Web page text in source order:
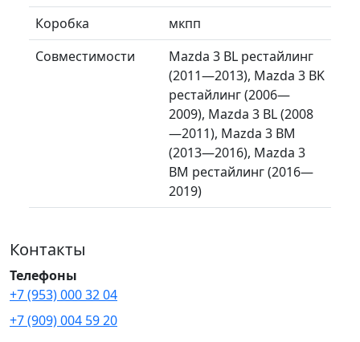
Коробка
мкпп
Совместимости
Mazda 3 BL рестайлинг
(2011—2013), Mazda 3 BK
рестайлинг (2006—
2009), Mazda 3 BL (2008
—2011), Mazda 3 BM
(2013—2016), Mazda 3
BM рестайлинг (2016—
2019)
Контакты
Телефоны
+7 (953) 000 32 04
+7 (909) 004 59 20